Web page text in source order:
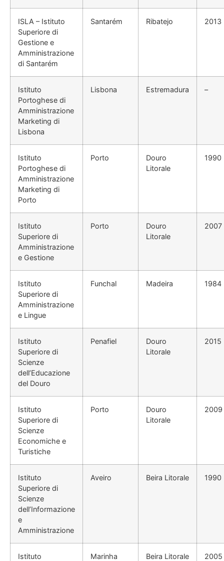
ISLA – Istituto
Superiore di
Gestione e
Amministrazione
di Santarém
Santarém Ribatejo 2013
Istituto
Portoghese di
Amministrazione
Marketing di
Lisbona
Lisbona Estremadura –
Istituto
Portoghese di
Amministrazione
Marketing di
Porto
Porto
Douro
Litorale
1990
Istituto
Superiore di
Amministrazione
e Gestione
Porto
Douro
Litorale
2007
Istituto
Superiore di
Amministrazione
e Lingue
Funchal Madeira 1984
Istituto
Superiore di
Scienze
dell’Educazione
del Douro
Penafiel
Douro
Litorale
2015
Istituto
Superiore di
Scienze
Economiche e
Turistiche
Porto
Douro
Litorale
2009
Istituto
Superiore di
Scienze
dell’Informazione
e
Amministrazione
Aveiro Beira Litorale 1990
Istituto
Marinha
Beira Litorale 2005